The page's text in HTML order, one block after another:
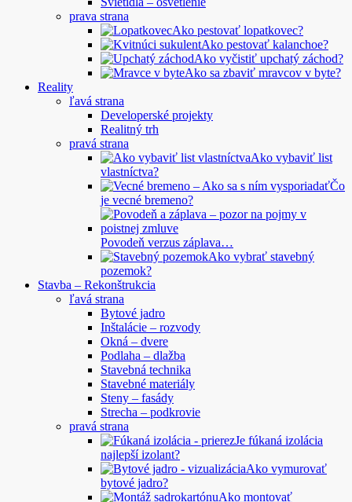
prava strana
Ako pestovať lopatkovec?
Ako pestovať kalanchoe?
Ako vyčistiť upchatý záchod?
Ako sa zbaviť mravcov v byte?
Reality
ľavá strana
Developerské projekty
Realitný trh
pravá strana
Ako vybaviť list
vlastníctva?
Čo
je vecné bremeno?
Povodeň verzus záplava…
Ako vybrať stavebný
pozemok?
Stavba – Rekonštrukcia
ľavá strana
Bytové jadro
Inštalácie – rozvody
Okná – dvere
Podlaha – dlažba
Stavebná technika
Stavebné materiály
Steny – fasády
Strecha – podkrovie
pravá strana
Je fúkaná izolácia
najlepší izolant?
Ako vymurovať
bytové jadro?
Ako montovať